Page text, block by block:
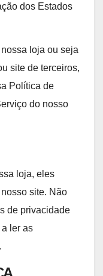
dos Estados
loja ou seja
site de terceiros,
Política de
do nosso
loja, eles
site. Não
de privacidade
ler as